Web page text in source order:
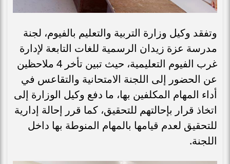
وتفقد وكيل وزارة التربية والتعليم بالفيوم، لجنة
مدرسة عزة زيدان الرسمية للغات التابعة لإدارة
غرب الفيوم التعليمية، حيث تبين تأخر 4 ملاحظين
عن الحضور إلى اللجنة الامتحانية والتقاعس في
أداء المهام المكلفين بها، ما دفع وكيل الوزارة إلى
اتخاذ قرار بإحالتهم للتحقيق، كما قرر إحالة إدارية
للتحقيق لعدم قيامها بالمهام المنوطة بها داخل
اللجنة.